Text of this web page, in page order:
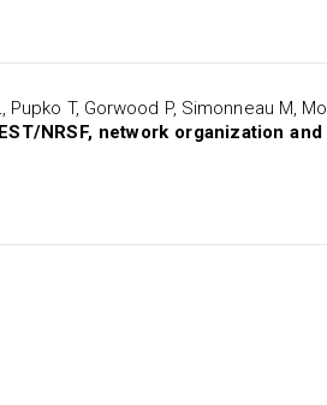
T, Gorwood P, Simonneau M,
NRSF, network organization